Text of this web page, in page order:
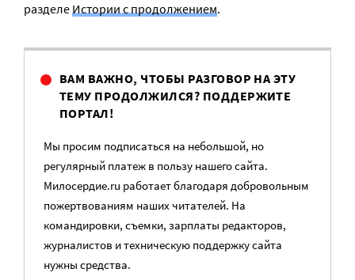
разделеИстории с продолжением.
ВАМ ВАЖНО, ЧТОБЫ РАЗГОВОР НА ЭТУ
ТЕМУ ПРОДОЛЖИЛСЯ? ПОДДЕРЖИТЕ
ПОРТАЛ!
Мы просим подписаться на небольшой, но
регулярный платеж в пользу нашего сайта.
Милосердие.ru работает благодаря добровольным
пожертвованиям наших читателей. На
командировки, съемки, зарплаты редакторов,
журналистов и техническую поддержку сайта
нужны средства.